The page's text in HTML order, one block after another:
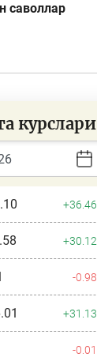
саволлар
курслари
+36.46
+30.12
-0.98
+31.13
-0.01